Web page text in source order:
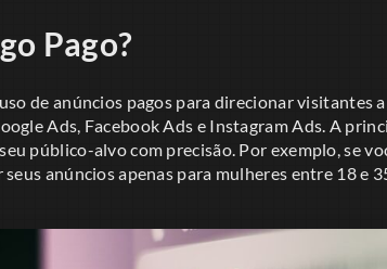
Pago?
de anúncios pagos para direcionar visitantes
Ads, Facebook Ads e Instagram Ads. A
público-alvo com precisão. Por exemplo, se
anúncios apenas para mulheres entre 18 e